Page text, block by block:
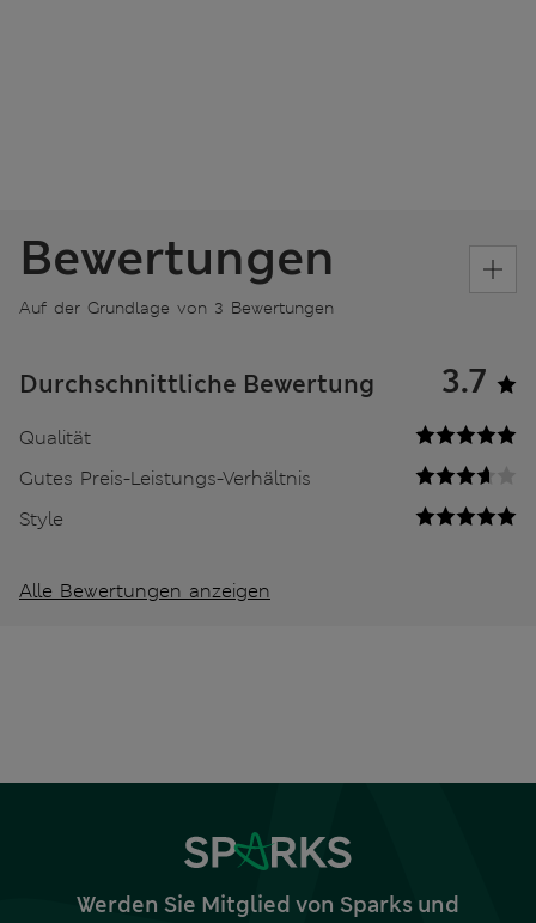
Bewertungen
Auf der Grundlage von 3 Bewertungen
Durchschnittliche Bewertung 3.7
Qualität
Gutes Preis-Leistungs-Verhältnis
Style
Alle Bewertungen anzeigen
Werden Sie Mitglied von Sparks und